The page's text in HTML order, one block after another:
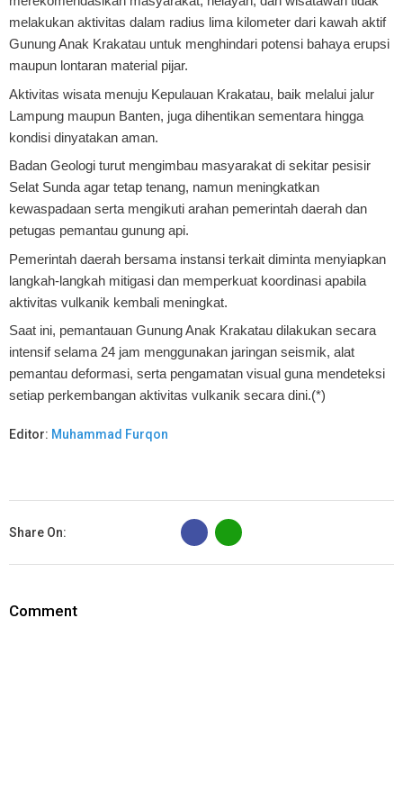
melakukan aktivitas dalam radius lima kilometer dari kawah aktif
Gunung Anak Krakatau untuk menghindari potensi bahaya erupsi
maupun lontaran material pijar.
Aktivitas wisata menuju Kepulauan Krakatau, baik melalui jalur
Lampung maupun Banten, juga dihentikan sementara hingga
kondisi dinyatakan aman.
Badan Geologi turut mengimbau masyarakat di sekitar pesisir
Selat Sunda agar tetap tenang, namun meningkatkan
kewaspadaan serta mengikuti arahan pemerintah daerah dan
petugas pemantau gunung api.
Pemerintah daerah bersama instansi terkait diminta menyiapkan
langkah-langkah mitigasi dan memperkuat koordinasi apabila
aktivitas vulkanik kembali meningkat.
Saat ini, pemantauan Gunung Anak Krakatau dilakukan secara
intensif selama 24 jam menggunakan jaringan seismik, alat
pemantau deformasi, serta pengamatan visual guna mendeteksi
setiap perkembangan aktivitas vulkanik secara dini.(*)
Editor: Muhammad Furqon
Share On:
B
Comment